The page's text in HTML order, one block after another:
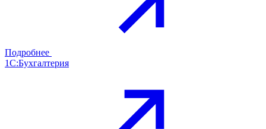
Подробнее
1С:Бухгалтерия